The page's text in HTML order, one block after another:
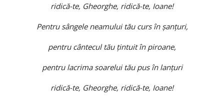
ridică-te, Gheorghe, ridică-te, Ioane!
Pentru sângele neamului tău curs în şanţuri,
pentru cântecul tău ţintuit în piroane,
pentru lacrima soarelui tău pus în lanţuri
ridică-te, Gheorghe, ridică-te, Ioane!